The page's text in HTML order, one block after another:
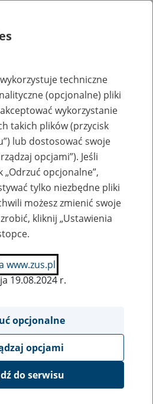
lub
zakładów pracy
bazy
Gminna Spółdzielnia
techniczne
(opcjonalne) pliki
wykorzystanie
takich plików (przycisk
lub dostosować swoje
opcjami”). Jeśli
„Odrzuć opcjonalne”,
tylko niezbędne pliki
możesz zmienić swoje
kliknij „Ustawienia
www.zus.pl
19.08.2024 r.
opcjonalne
opcjami
do serwisu